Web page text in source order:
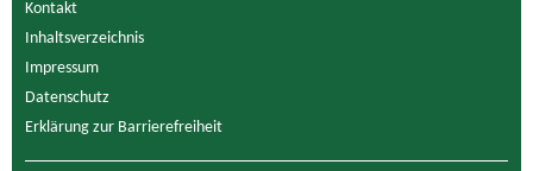
Kontakt
Inhaltsverzeichnis
Impressum
Datenschutz
Erklärung zur Barrierefreiheit